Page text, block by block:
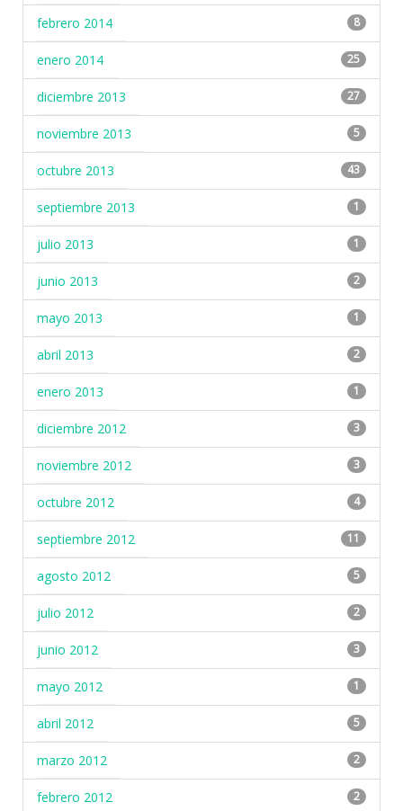
febrero 2014 8
enero 2014 25
diciembre 2013 27
noviembre 2013 5
octubre 2013 43
septiembre 2013 1
julio 2013 1
junio 2013 2
mayo 2013 1
abril 2013 2
enero 2013 1
diciembre 2012 3
noviembre 2012 3
octubre 2012 4
septiembre 2012 11
agosto 2012 5
julio 2012 2
junio 2012 3
mayo 2012 1
abril 2012 5
marzo 2012 2
febrero 2012 2